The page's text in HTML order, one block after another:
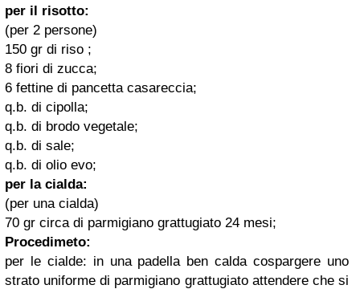
per il risotto:
(per 2 persone)
150 gr di riso ;
8 fiori di zucca;
6 fettine di pancetta casareccia;
q.b. di cipolla;
q.b. di brodo vegetale;
q.b. di sale;
q.b. di olio evo;
per la cialda:
(per una cialda)
70 gr circa di parmigiano grattugiato 24 mesi;
Procedimeto:
per le cialde: in una padella ben calda cospargere uno
strato uniforme di parmigiano grattugiato attendere che si